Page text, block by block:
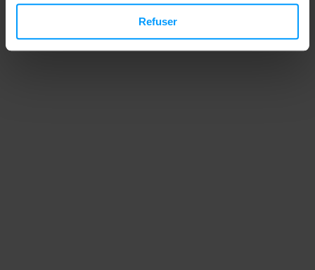
Refuser
5 conseils pour une première installation de panneaux
solaires en 2025 : consultez notre liste complète des
conseils experts.